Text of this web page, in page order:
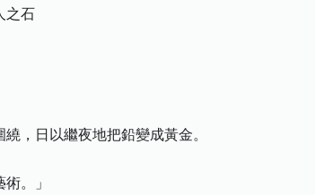
之石
，日以繼夜地把鉛變成黃金。
。」